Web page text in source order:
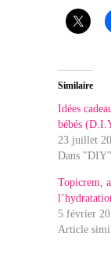
Similaire
Idées
bébés
23 juillet
Dans "DIY"
Topicrem,
5 février
Article